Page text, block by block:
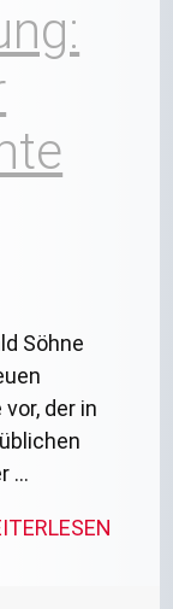
Söhne
der in
…